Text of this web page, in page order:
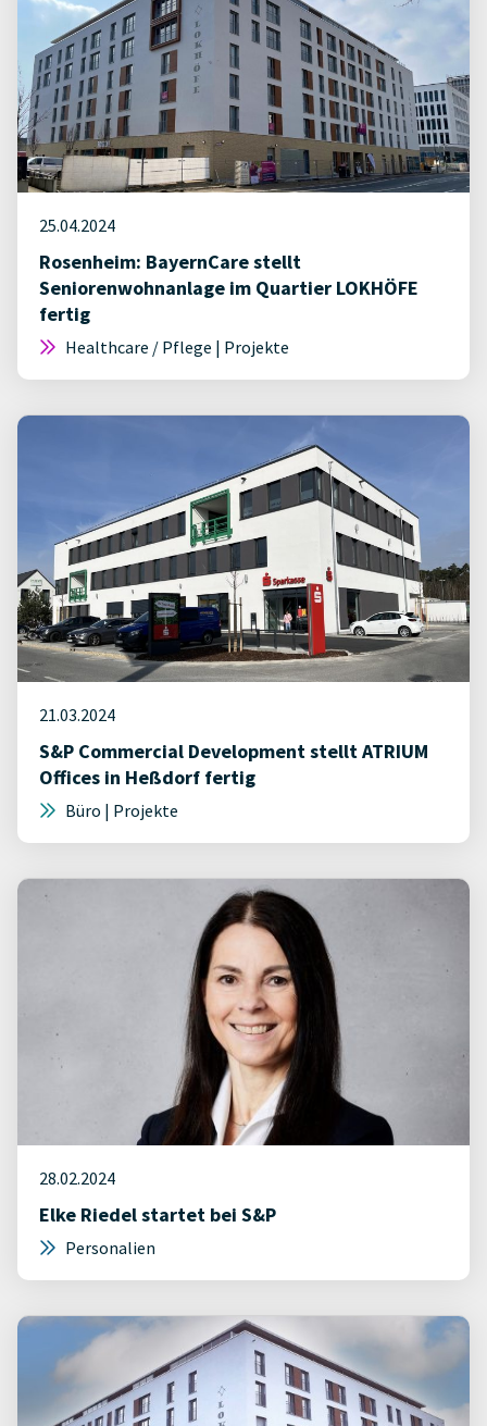
25.04.2024
Rosenheim: BayernCare stellt
Seniorenwohnanlage im Quartier LOKHÖFE
fertig
Healthcare / Pflege | Projekte
21.03.2024
S&P Commercial Development stellt ATRIUM
Offices in Heßdorf fertig
Büro | Projekte
28.02.2024
Elke Riedel startet bei S&P
Personalien